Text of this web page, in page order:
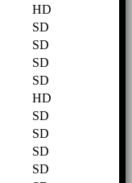
HD
SD
SD
SD
SD
HD
SD
SD
SD
SD